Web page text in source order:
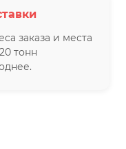
заказа и места
тонн